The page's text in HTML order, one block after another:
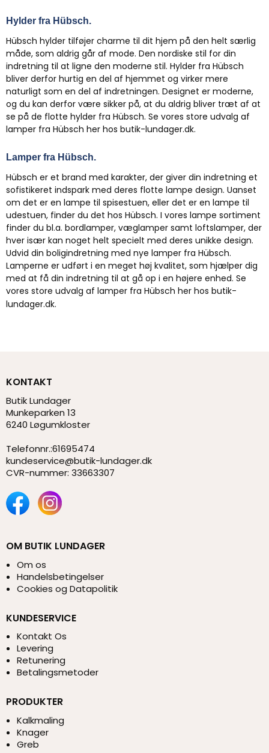
Hylder fra Hübsch.
Hübsch hylder tilføjer charme til dit hjem på den helt særlig
måde, som aldrig går af mode. Den nordiske stil for din
indretning til at ligne den moderne stil. Hylder fra Hübsch
bliver derfor hurtig en del af hjemmet og virker mere
naturligt som en del af indretningen. Designet er moderne,
og du kan derfor være sikker på, at du aldrig bliver træt af at
se på de flotte hylder fra Hübsch. Se vores store udvalg af
lamper fra Hübsch her hos butik-lundager.dk.
Lamper fra Hübsch.
Hübsch er et brand med karakter, der giver din indretning et
sofistikeret indspark med deres flotte lampe design. Uanset
om det er en lampe til spisestuen, eller det er en lampe til
udestuen, finder du det hos Hübsch. I vores lampe sortiment
finder du bl.a. bordlamper, væglamper samt loftslamper, der
hver især kan noget helt specielt med deres unikke design.
Udvid din boligindretning med nye lamper fra Hübsch.
Lamperne er udført i en meget høj kvalitet, som hjælper dig
med at få din indretning til at gå op i en højere enhed. Se
vores store udvalg af lamper fra Hübsch her hos butik-
lundager.dk.
KONTAKT
Butik Lundager
Munkeparken 13
6240 Løgumkloster
Telefonnr.:61695474
kundeservice@butik-lundager.dk
CVR-nummer: 33663307
OM BUTIK LUNDAGER
Om os
Handelsbetingelser
Cookies og Datapolitik
KUNDESERVICE
Kontakt Os
Levering
Retunering
Betalingsmetoder
PRODUKTER
Kalkmaling
Knager
Greb